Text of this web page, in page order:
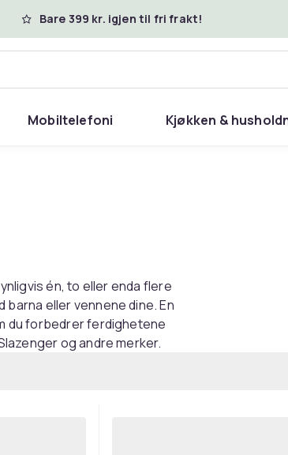
Bare 399 kr. igjen til fri frakt!
Mobiltelefoni Kjøkken &
én, to eller enda flere
eller vennene dine. En
du forbedrer ferdighetene
og andre merker.